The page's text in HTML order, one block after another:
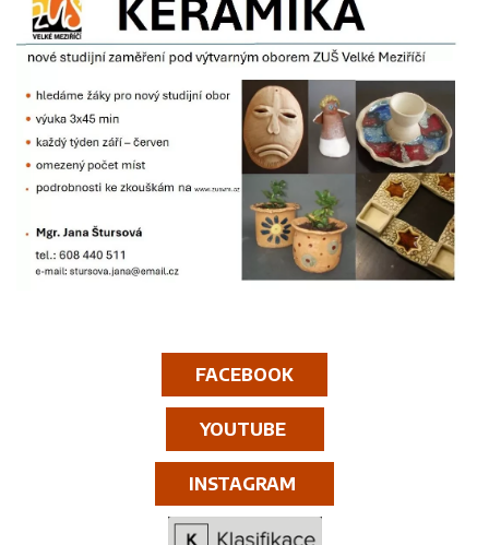
FACEBOOK
YOUTUBE
INSTAGRAM